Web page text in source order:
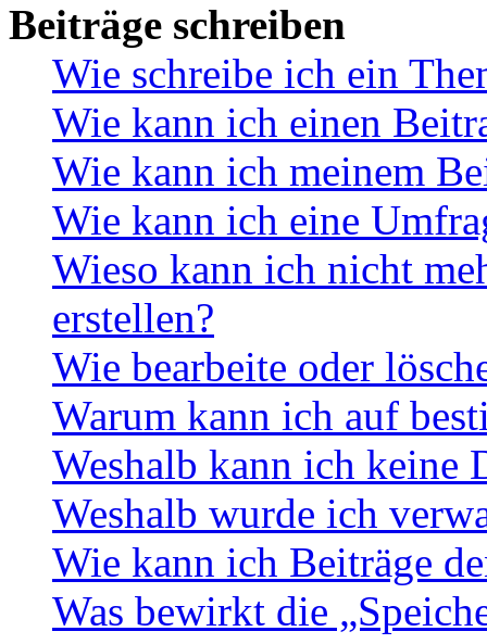
Beiträge schreiben
Wie schreibe ich ein
Wie kann ich einen
Wie kann ich meinem
Wie kann ich eine
Wieso kann ich nicht
erstellen?
Wie bearbeite oder
Warum kann ich auf
Weshalb kann ich keine
Weshalb wurde ich
Wie kann ich Beiträge
Was bewirkt die